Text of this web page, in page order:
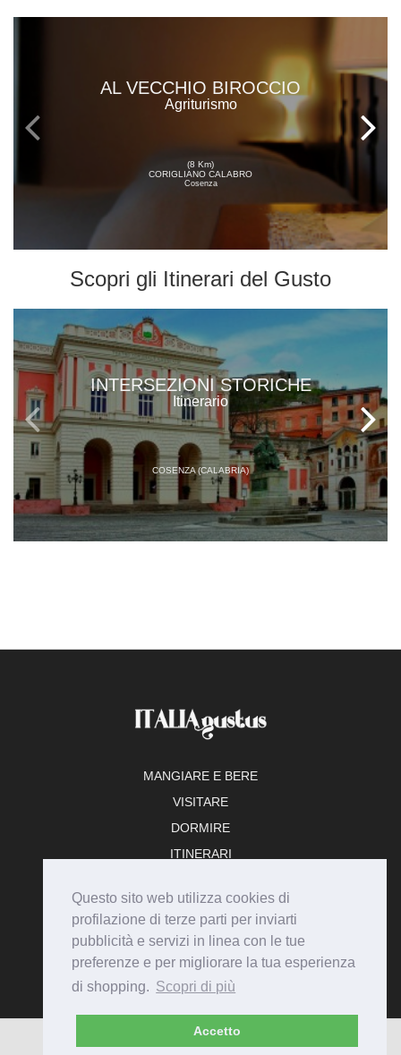
Questo sito web utilizza cookies di
profilazione di terze parti per inviarti
pubblicità e servizi in linea con le tue
preferenze e per migliorare la tua esperienza
di shopping. Scopri di più
Accetto
AL VECCHIO BIROCCIO
Agriturismo
(8 Km)
CORIGLIANO CALABRO
Cosenza
Scopri gli Itinerari del Gusto
INTERSEZIONI STORICHE
Itinerario
COSENZA (CALABRIA)
MANGIARE E BERE
VISITARE
DORMIRE
ITINERARI
ADERISCI
© Italiagustus 2026 - Tutti i diritti riservati.